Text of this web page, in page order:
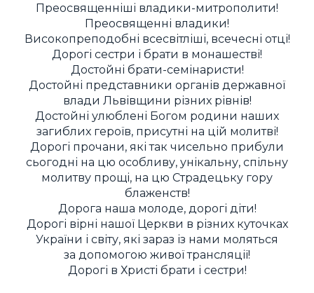
Преосвященніші владики-митрополити!
Преосвященні владики!
Високопреподобні всесвітліші, всечесні отці!
Дорогі сестри і брати в монашестві!
Достойні брати-семінаристи!
Достойні представники органів державної
влади Львівщини різних рівнів!
Достойні улюблені Богом родини наших
загиблих героїв, присутні на цій молитві!
Дорогі прочани, які так чисельно прибули
сьогодні на цю особливу, унікальну, спільну
молитву прощі, на цю Страдецьку гору
блаженств!
Дорога наша молоде, дорогі діти!
Дорогі вірні нашої Церкви в різних куточках
України і світу, які зараз із нами моляться
за допомогою живої трансляції!
Дорогі в Христі брати і сестри!